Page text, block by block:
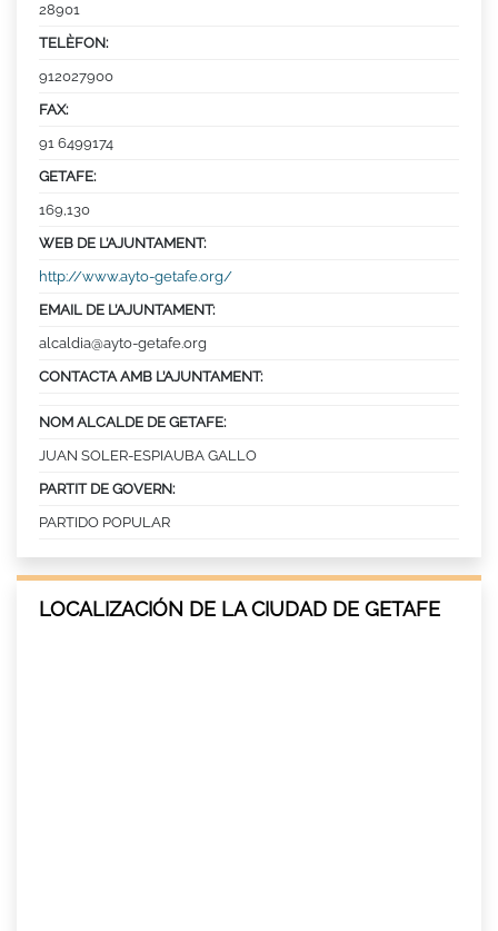
28901
TELÈFON:
912027900
FAX:
91 6499174
GETAFE:
169,130
WEB DE L’AJUNTAMENT:
http://www.ayto-getafe.org/
EMAIL DE L’AJUNTAMENT:
alcaldia@ayto-getafe.org
CONTACTA AMB L’AJUNTAMENT:
NOM ALCALDE DE GETAFE:
JUAN SOLER-ESPIAUBA GALLO
PARTIT DE GOVERN:
PARTIDO POPULAR
LOCALIZACIÓN DE LA CIUDAD DE GETAFE